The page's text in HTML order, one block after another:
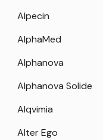
Alpecin
AlphaMed
Alphanova
Alphanova Solide
Alqvimia
Alter Ego